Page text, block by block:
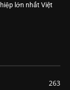
lớn nhất Việt
263